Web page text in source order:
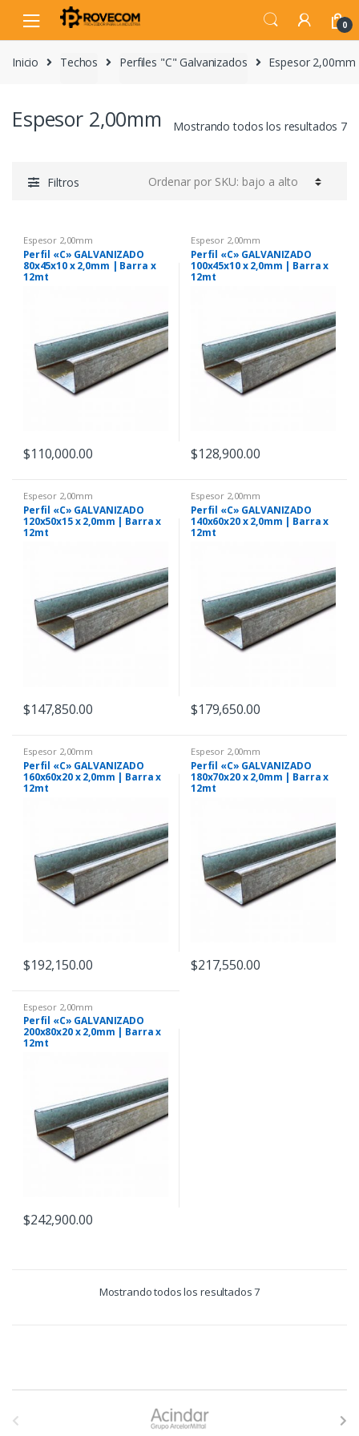
navigation
content
0
Inicio Techos Perfiles "C" Galvanizados Espesor 2,00mm
Espesor 2,00mm Mostrando todos los resultados 7
Filtros
Espesor 2,00mm
Perfil «C» GALVANIZADO
80x45x10 x 2,0mm | Barra x
12mt
$110,000.00
Espesor 2,00mm
Perfil «C» GALVANIZADO
100x45x10 x 2,0mm | Barra x
12mt
$128,900.00
Espesor 2,00mm
Perfil «C» GALVANIZADO
120x50x15 x 2,0mm | Barra x
12mt
$147,850.00
Espesor 2,00mm
Perfil «C» GALVANIZADO
140x60x20 x 2,0mm | Barra x
12mt
$179,650.00
Espesor 2,00mm
Perfil «C» GALVANIZADO
160x60x20 x 2,0mm | Barra x
12mt
$192,150.00
Espesor 2,00mm
Perfil «C» GALVANIZADO
180x70x20 x 2,0mm | Barra x
12mt
$217,550.00
Espesor 2,00mm
Perfil «C» GALVANIZADO
200x80x20 x 2,0mm | Barra x
12mt
$242,900.00
Mostrando todos los resultados 7